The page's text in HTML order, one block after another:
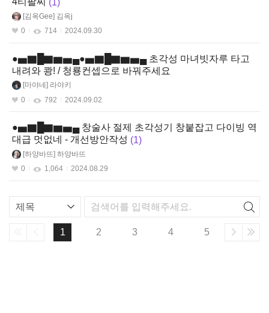
김옥Gee 김옥j
0
714 2024.09.30
●▅▇█▇▆▅▄●▅▇█▇▆▅▄ 초각성 마녀빗자루 타고
내려와 쾅! / 청룡컨셉으로 바꿔주세요
마야네
라야키
0
792 2024.09.02
●▅▇█▇▆▅▄ 창술사 절제 초각성기 창붙잡고 다이빙 역
대급 멋없네 - 개선방안작성
1
하양바뜨 하양바뜨
0
1,064 2024.08.29
스
1 2 3 4 5